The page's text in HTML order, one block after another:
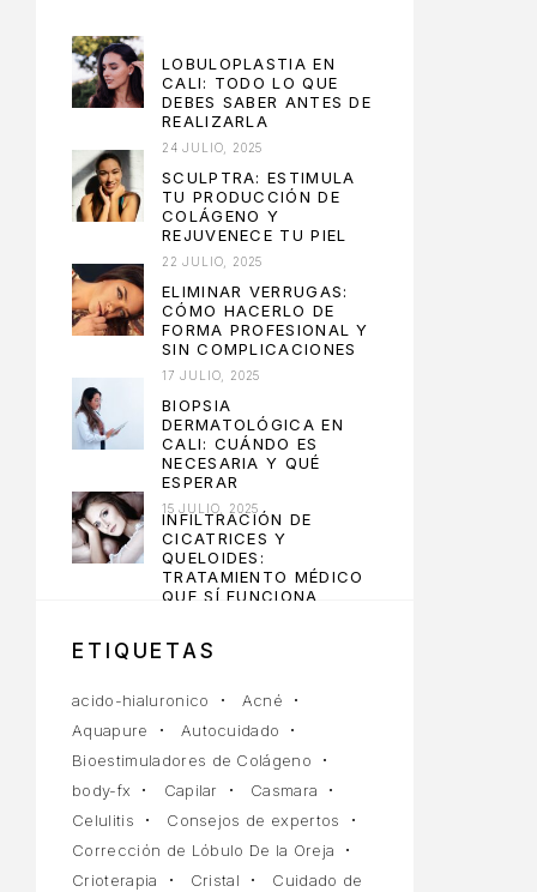
LOBULOPLASTIA EN
CALI: TODO LO QUE
DEBES SABER ANTES DE
REALIZARLA
24 JULIO, 2025
SCULPTRA: ESTIMULA
TU PRODUCCIÓN DE
COLÁGENO Y
REJUVENECE TU PIEL
22 JULIO, 2025
ELIMINAR VERRUGAS:
CÓMO HACERLO DE
FORMA PROFESIONAL Y
SIN COMPLICACIONES
17 JULIO, 2025
BIOPSIA
DERMATOLÓGICA EN
CALI: CUÁNDO ES
NECESARIA Y QUÉ
ESPERAR
15 JULIO, 2025
INFILTRACIÓN DE
CICATRICES Y
QUELOIDES:
TRATAMIENTO MÉDICO
QUE SÍ FUNCIONA
ETIQUETAS
acido-hialuronico
Acné
Aquapure
Autocuidado
Bioestimuladores de Colágeno
body-fx
Capilar
Casmara
Celulitis
Consejos de expertos
Corrección de Lóbulo De la Oreja
Crioterapia
Cristal
Cuidado de